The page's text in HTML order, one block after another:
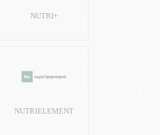
NUTRI+
NUTRIELEMENT